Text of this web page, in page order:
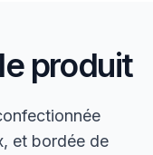
produit
et bordée de